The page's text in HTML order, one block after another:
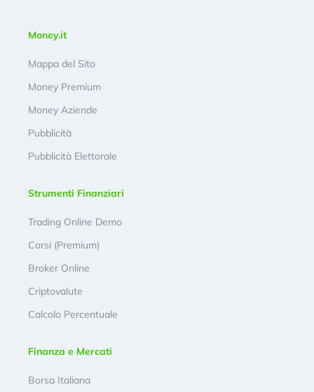
Money.it
Mappa del Sito
Money Premium
Money Aziende
Pubblicità
Pubblicità Elettorale
Strumenti Finanziari
Trading Online Demo
Corsi (Premium)
Broker Online
Criptovalute
Calcolo Percentuale
Finanza e Mercati
Borsa Italiana